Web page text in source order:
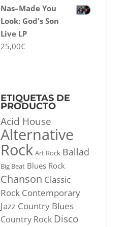
Nas–Made You
Look: God's Son
Live LP
25,00€
ETIQUETAS DE
PRODUCTO
Acid House
Alternative
Rock Art Rock Ballad
Big Beat Blues Rock
Chanson Classic
Rock Contemporary
Jazz Country Blues
Country Rock Disco